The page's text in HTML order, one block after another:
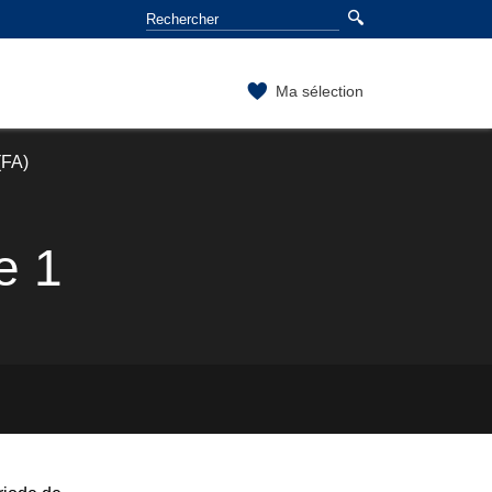
Ma sélection
1